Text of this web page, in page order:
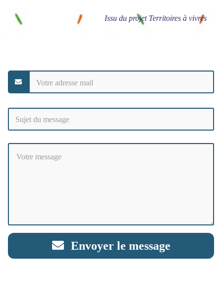
Issu du projet Territoires à vivres
Envoyer le message